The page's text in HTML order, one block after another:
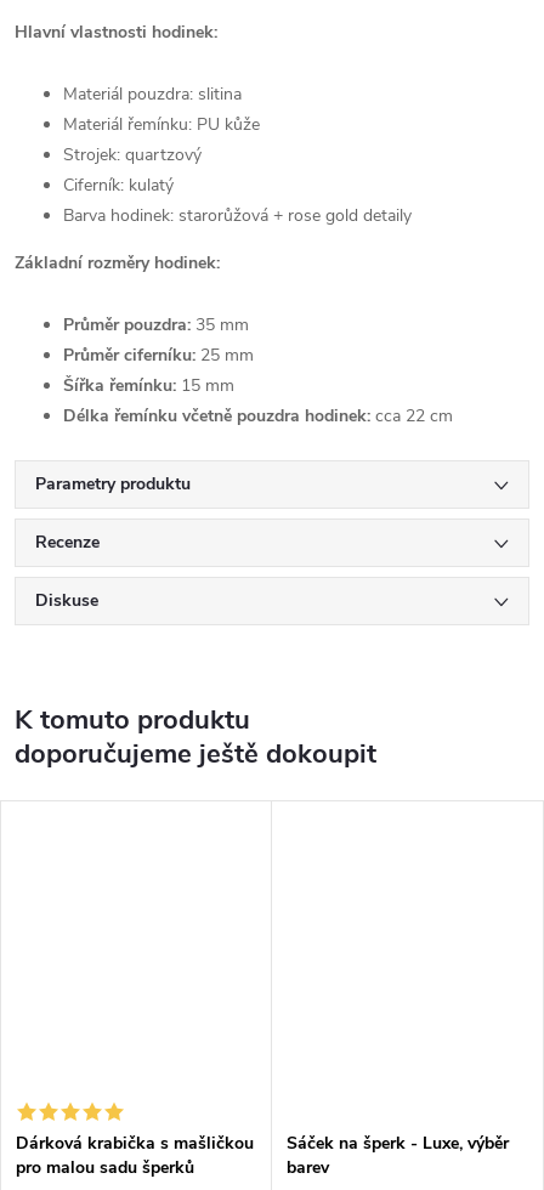
Hlavní vlastnosti hodinek:
Materiál pouzdra: slitina
Materiál řemínku: PU kůže
Strojek: quartzový
Ciferník: kulatý
Barva hodinek: starorůžová + rose gold detaily
Základní rozměry hodinek:
Průměr pouzdra: 35 mm
Průměr ciferníku: 25 mm
Šířka řemínku: 15 mm
Délka řemínku včetně pouzdra hodinek: cca 22 cm
Parametry produktu
Recenze
Diskuse
K tomuto produktu
doporučujeme ještě dokoupit
Dárková krabička s mašličkou
pro malou sadu šperků
Sáček na šperk - Luxe, výběr
barev